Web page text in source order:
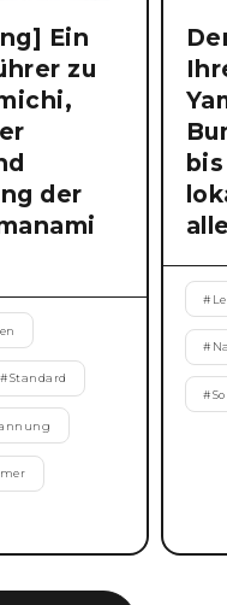
Ein
zu
der
#Standard
#
#
#